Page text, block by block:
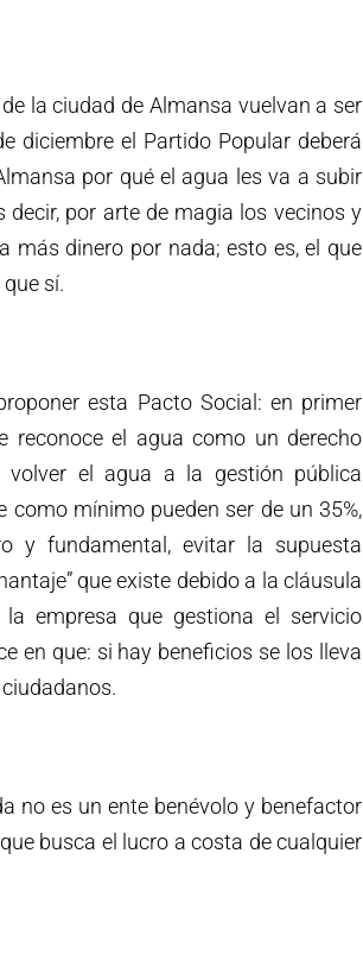
la ciudad de Almansa vuelvan a ser
diciembre el Partido Popular deberá
por qué el agua les va a subir
por arte de magia los vecinos y
más dinero por nada; esto es, el que
sí.
esta Pacto Social: en primer
reconoce el agua como un derecho
volver el agua a la gestión pública
mínimo pueden ser de un 35%,
y fundamental, evitar la supuesta
que existe debido a la cláusula
empresa que gestiona el servicio
en que: si hay beneficios se los lleva
no es un ente benévolo y benefactor
busca el lucro a costa de cualquier